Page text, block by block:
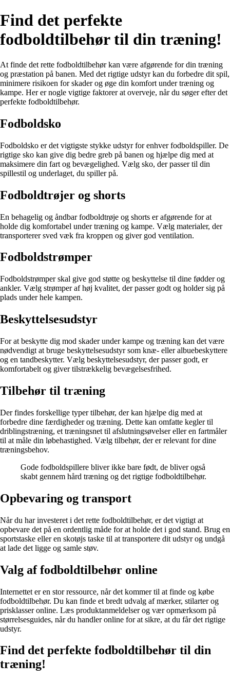
Find det perfekte
fodboldtilbehør til din træning!
At finde det rette fodboldtilbehør kan være afgørende for din træning
og præstation på banen. Med det rigtige udstyr kan du forbedre dit spil,
minimere risikoen for skader og øge din komfort under træning og
kampe. Her er nogle vigtige faktorer at overveje, når du søger efter det
perfekte fodboldtilbehør.
Fodboldsko
Fodboldsko er det vigtigste stykke udstyr for enhver fodboldspiller. De
rigtige sko kan give dig bedre greb på banen og hjælpe dig med at
maksimere din fart og bevægelighed. Vælg sko, der passer til din
spillestil og underlaget, du spiller på.
Fodboldtrøjer og shorts
En behagelig og åndbar fodboldtrøje og shorts er afgørende for at
holde dig komfortabel under træning og kampe. Vælg materialer, der
transporterer sved væk fra kroppen og giver god ventilation.
Fodboldstrømper
Fodboldstrømper skal give god støtte og beskyttelse til dine fødder og
ankler. Vælg strømper af høj kvalitet, der passer godt og holder sig på
plads under hele kampen.
Beskyttelsesudstyr
For at beskytte dig mod skader under kampe og træning kan det være
nødvendigt at bruge beskyttelsesudstyr som knæ- eller albuebeskyttere
og en tandbeskytter. Vælg beskyttelsesudstyr, der passer godt, er
komfortabelt og giver tilstrækkelig bevægelsesfrihed.
Tilbehør til træning
Der findes forskellige typer tilbehør, der kan hjælpe dig med at
forbedre dine færdigheder og træning. Dette kan omfatte kegler til
driblingstræning, et træningsnet til afslutningsøvelser eller en fartmåler
til at måle din løbehastighed. Vælg tilbehør, der er relevant for dine
træningsbehov.
Gode fodboldspillere bliver ikke bare født, de bliver også
skabt gennem hård træning og det rigtige fodboldtilbehør.
Opbevaring og transport
Når du har investeret i det rette fodboldtilbehør, er det vigtigt at
opbevare det på en ordentlig måde for at holde det i god stand. Brug en
sportstaske eller en skotøjs taske til at transportere dit udstyr og undgå
at lade det ligge og samle støv.
Valg af fodboldtilbehør online
Internettet er en stor ressource, når det kommer til at finde og købe
fodboldtilbehør. Du kan finde et bredt udvalg af mærker, stilarter og
prisklasser online. Læs produktanmeldelser og vær opmærksom på
størrelsesguides, når du handler online for at sikre, at du får det rigtige
udstyr.
Find det perfekte fodboldtilbehør til din
træning!